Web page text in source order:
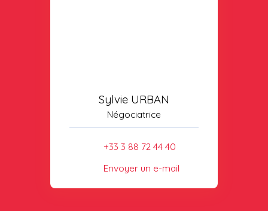
Sylvie URBAN
Négociatrice
+33 3 88 72 44 40
Envoyer un e-mail